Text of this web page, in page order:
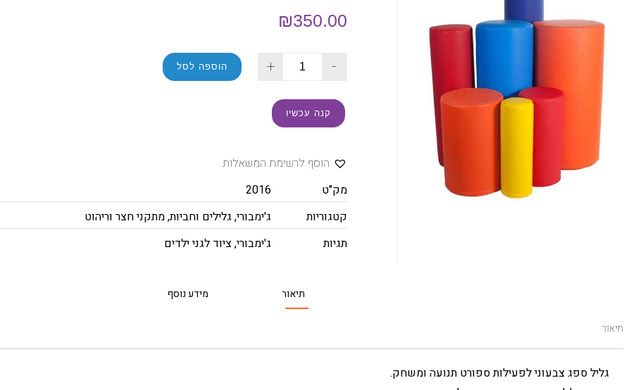
₪350.00
-
+ הוספה לסל
קנה עכשיו
הוסף לרשימת המשאלות
מק"ט
2016
קטגוריות
ג'ימבורי, גלילים וחביות,מתקני חצר וריהוט
תגיות
ג'ימבורי,ציוד לגני ילדים
תיאור מידע נוסף
תיאור
גליל ספג צבעוני לפעילות ספורט תנועה ומשחק.